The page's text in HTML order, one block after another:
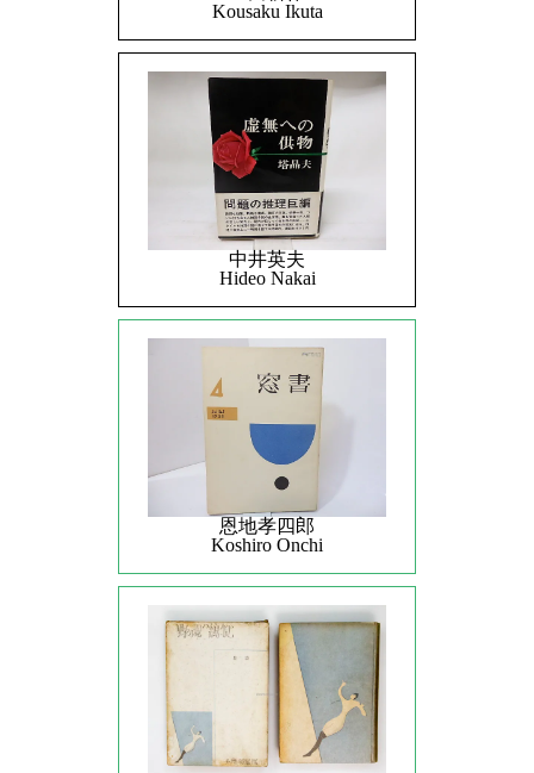
Kousaku Ikuta
中井英夫
Hideo Nakai
恩地孝四郎
Koshiro Onchi